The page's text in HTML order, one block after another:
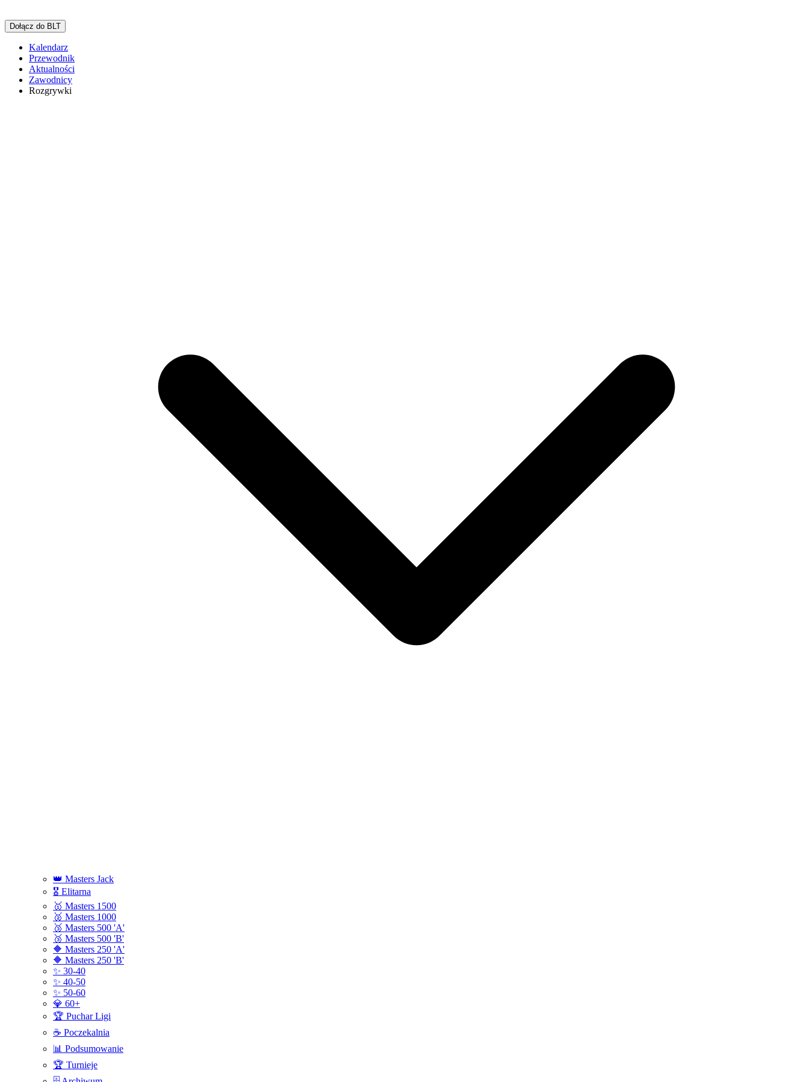
Dołącz do BLT
Kalendarz
Przewodnik
Aktualności
Zawodnicy
Rozgrywki
👑 Masters Jack
🎖️ Elitarna
🥇 Masters 1500
🥈 Masters 1000
🥉 Masters 500 'A'
🥉 Masters 500 'B'
🔶 Masters 250 'A'
🔶 Masters 250 'B'
✨ 30-40
✨ 40-50
✨ 50-60
💎 60+
🏆 Puchar Ligi
☕ Poczekalnia
📊 Podsumowanie
🏆 Turnieje